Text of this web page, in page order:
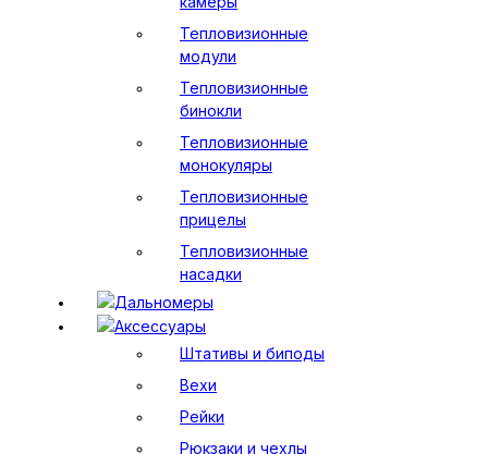
Тепловизионные
модули
Тепловизионные
бинокли
Тепловизионные
монокуляры
Тепловизионные
прицелы
Тепловизионные
насадки
Дальномеры
Аксессуары
Штативы и биподы
Вехи
Рейки
Рюкзаки и чехлы